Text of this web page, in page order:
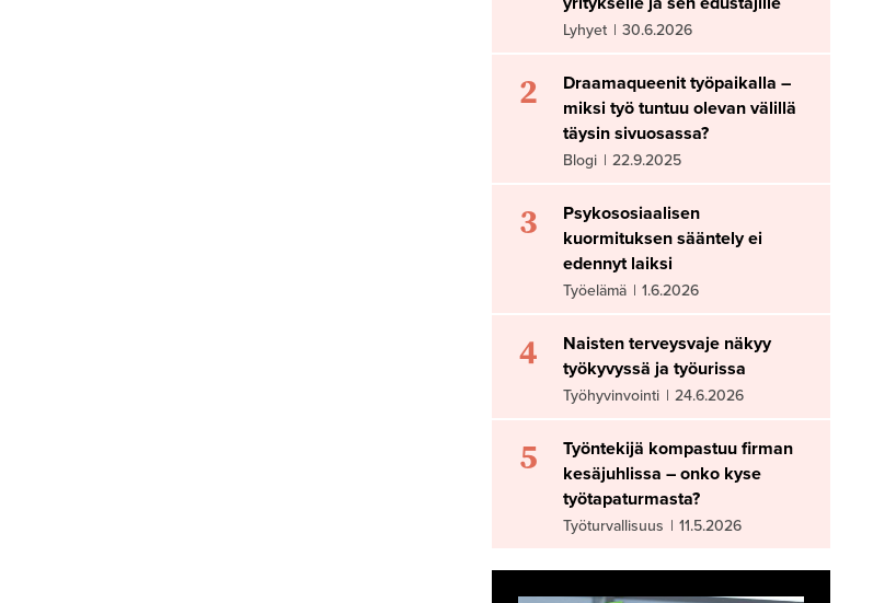
Lyhyet | 30.6.2026
2
Draamaqueenit työpaikalla –
miksi työ tuntuu olevan välillä
täysin sivuosassa?
Blogi | 22.9.2025
3
Psykososiaalisen
kuormituksen sääntely ei
edennyt laiksi
Työelämä | 1.6.2026
4
Naisten terveysvaje näkyy
työkyvyssä ja työurissa
Työhyvinvointi | 24.6.2026
5
Työntekijä kompastuu firman
kesäjuhlissa – onko kyse
työtapaturmasta?
Työturvallisuus | 11.5.2026